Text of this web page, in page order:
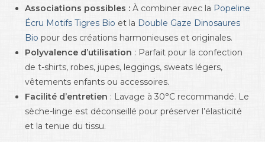
Associations possibles : À combiner avec la Popeline
Écru Motifs Tigres Bio et la Double Gaze Dinosaures
Bio pour des créations harmonieuses et originales.
Polyvalence d’utilisation : Parfait pour la confection
de t-shirts, robes, jupes, leggings, sweats légers,
vêtements enfants ou accessoires.
Facilité d’entretien : Lavage à 30°C recommandé. Le
sèche-linge est déconseillé pour préserver l’élasticité
et la tenue du tissu.